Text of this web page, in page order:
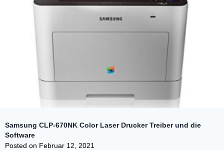
Samsung CLP-670NK Color Laser Drucker Treiber und die
Software
Posted on Februar 12, 2021